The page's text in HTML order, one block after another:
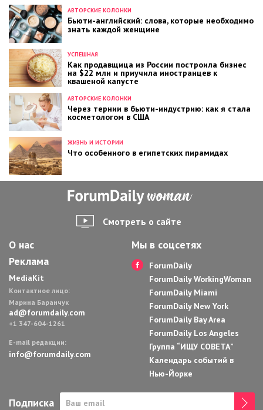
АВТОРСКИЕ КОЛОНКИ
Бьюти-английский: слова, которые необходимо
знать каждой женщине
АВТОРСКИЕ КОЛОНКИ
Через тернии в бьюти-индустрию: как я стала
косметологом в США
УСПЕШНАЯ
Как продавщица из России построила бизнес
на $22 млн и приучила иностранцев к
квашеной капусте
ЖИЗНЬ И ИСТОРИИ
Что особенного в египетских пирамидах
Смотреть о сайте
О нас
Реклама
MediaKit
Контактное лицо:
Марина Баранчук
ad@forumdaily.com
+1 347-604-1261
E-mail редакции:
info@forumdaily.com
Мы в соцсетях
ForumDaily
ForumDaily WorkingWoman
ForumDaily Miami
ForumDaily New York
ForumDaily Bay Area
ForumDaily Los Angeles
Группа “ИЩУ СОВЕТА”
Календарь событий в
Нью-Йорке
Подписка